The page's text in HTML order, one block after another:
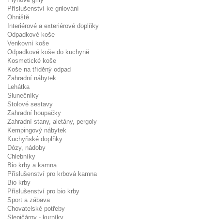
Příslušenství ke grilování
Ohniště
Interiérové a exteriérové doplňky
Odpadkové koše
Venkovní koše
Odpadkové koše do kuchyně
Kosmetické koše
Koše na tříděný odpad
Zahradní nábytek
Lehátka
Slunečníky
Stolové sestavy
Zahradní houpačky
Zahradní stany, aletány, pergoly
Kempingový nábytek
Kuchyňské doplňky
Dózy, nádoby
Chlebníky
Bio krby a kamna
Příslušenství pro krbová kamna
Bio krby
Příslušenství pro bio krby
Sport a zábava
Chovatelské potřeby
Slepičárny - kurníky